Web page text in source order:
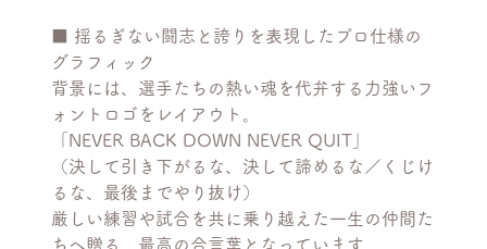
■ 揺るぎない闘志と誇りを表現したプロ仕様の
グラフィック
背景には、選手たちの熱い魂を代弁する力強いフ
ォントロゴをレイアウト。
「NEVER BACK DOWN NEVER QUIT」
（決して引き下がるな、決して諦めるな／くじけ
るな、最後までやり抜け）
厳しい練習や試合を共に乗り越えた一生の仲間た
ちへ贈る、最高の合言葉となっています。